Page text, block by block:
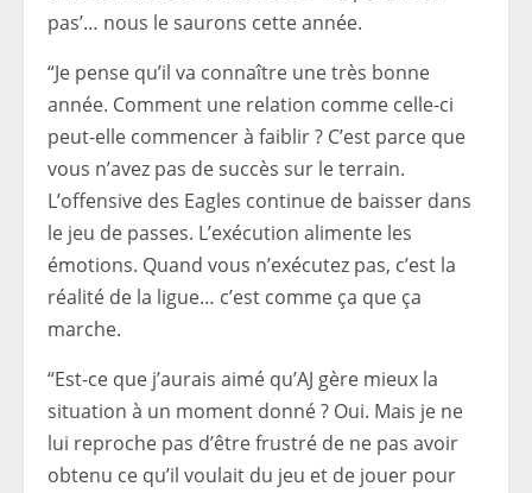
pas’… nous le saurons cette année.
“Je pense qu’il va connaître une très bonne
année. Comment une relation comme celle-ci
peut-elle commencer à faiblir ? C’est parce que
vous n’avez pas de succès sur le terrain.
L’offensive des Eagles continue de baisser dans
le jeu de passes. L’exécution alimente les
émotions. Quand vous n’exécutez pas, c’est la
réalité de la ligue… c’est comme ça que ça
marche.
“Est-ce que j’aurais aimé qu’AJ gère mieux la
situation à un moment donné ? Oui. Mais je ne
lui reproche pas d’être frustré de ne pas avoir
obtenu ce qu’il voulait du jeu et de jouer pour